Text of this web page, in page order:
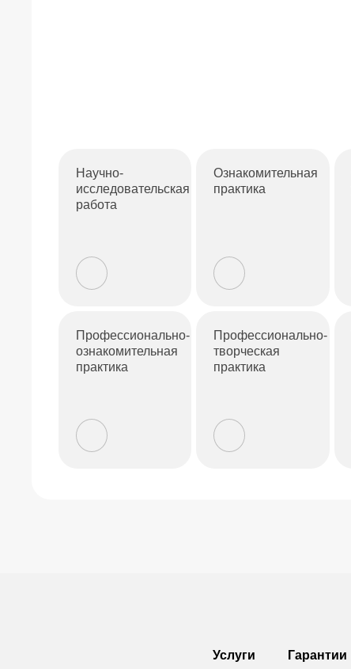
Научно-
исследовательская
работа
Ознакомительная
практика
Профессионально-
ознакомительная
практика
Профессионально-
творческая
практика
Услуги Гарантии